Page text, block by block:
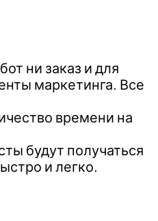
ни заказ и для
маркетинга. Все
времени на
будут получаться
и легко.